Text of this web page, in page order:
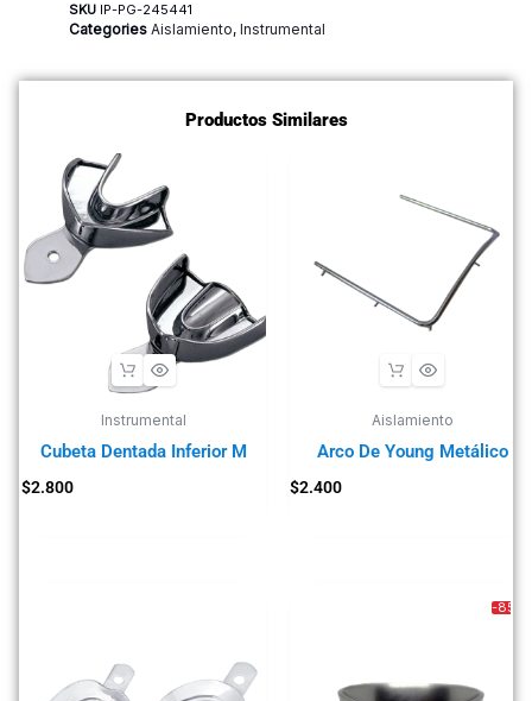
SKU IP-PG-245441
Categories Aislamiento, Instrumental
Productos Similares
Instrumental
Cubeta Dentada Inferior M
$2.800
Aislamiento
Arco De Young Metálico
$2.400
-85%